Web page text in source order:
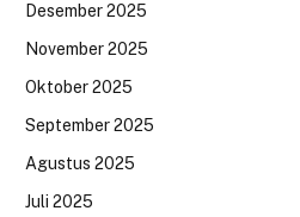
Desember 2025
November 2025
Oktober 2025
September 2025
Agustus 2025
Juli 2025